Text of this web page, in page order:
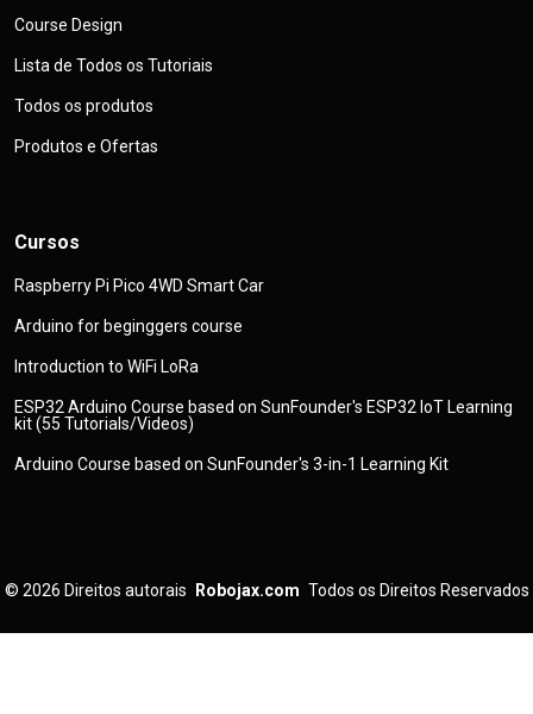
Course Design
Lista de Todos os Tutoriais
Todos os produtos
Produtos e Ofertas
Cursos
Raspberry Pi Pico 4WD Smart Car
Arduino for beginggers course
Introduction to WiFi LoRa
ESP32 Arduino Course based on SunFounder's ESP32 IoT Learning
kit (55 Tutorials/Videos)
Arduino Course based on SunFounder's 3-in-1 Learning Kit
© 2026 Direitos autorais Robojax.com Todos os Direitos Reservados